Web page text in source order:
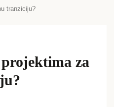
tranziciju?
za